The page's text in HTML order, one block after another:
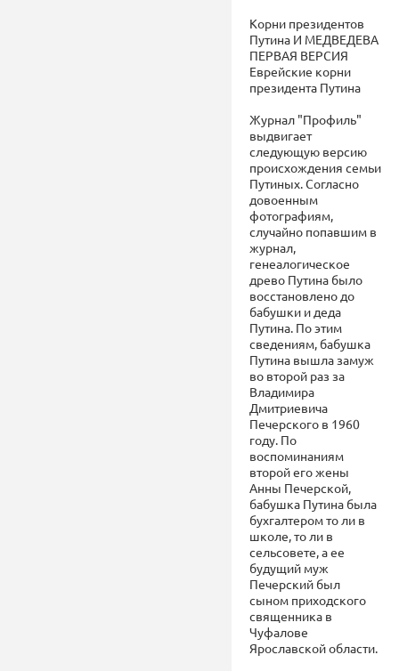
Корни президентов
Путина И МЕДВЕДЕВА
ПЕРВАЯ ВЕРСИЯ
Еврейские корни
президента Путина
Журнал "Профиль"
выдвигает
следующую версию
происхождения семьи
Путиных. Согласно
довоенным
фотографиям,
случайно попавшим в
журнал,
генеалогическое
древо Путина было
восстановлено до
бабушки и деда
Путина. По этим
сведениям, бабушка
Путина вышла замуж
во второй раз за
Владимира
Дмитриевича
Печерского в 1960
году. По
воспоминаниям
второй его жены
Анны Печерской,
бабушка Путина была
бухгалтером то ли в
школе, то ли в
сельсовете, а ее
будущий муж
Печерский был
сыном приходского
священника в
Чуфалове
Ярославской области.